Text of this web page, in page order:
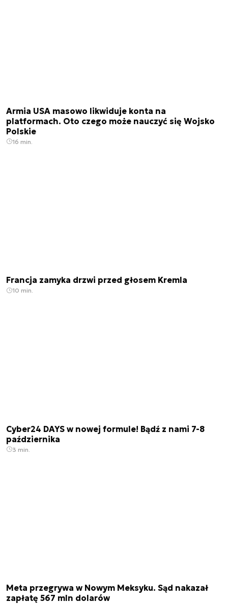
Armia USA masowo likwiduje konta na
platformach. Oto czego może nauczyć się Wojsko
Polskie
16 min.
Francja zamyka drzwi przed głosem Kremla
10 min.
Cyber24 DAYS w nowej formule! Bądź z nami 7-8
października
3 min.
Meta przegrywa w Nowym Meksyku. Sąd nakazał
zapłatę 567 mln dolarów